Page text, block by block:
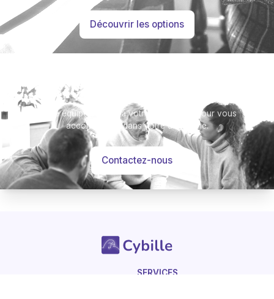
Hommages Mémorial
Découvrir les options
Notre équipe se tient à votre disposition pour vous
accompagner dans votre démarche.
Contactez-nous
SERVICES